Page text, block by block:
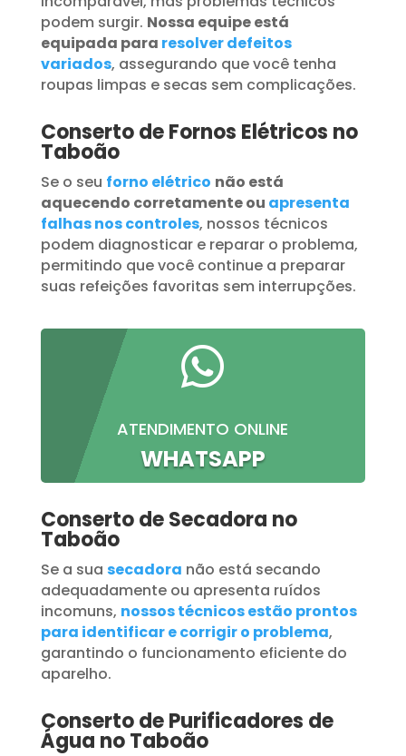
podem surgir. Nossa equipe está
equipada para resolver defeitos
variados, assegurando que você tenha
roupas limpas e secas sem complicações.
Conserto de Fornos Elétricos no
Taboão
Se o seu forno elétrico não está
aquecendo corretamente ou apresenta
falhas nos controles, nossos técnicos
podem diagnosticar e reparar o problema,
permitindo que você continue a preparar
suas refeições favoritas sem interrupções.

ATENDIMENTO ONLINE
WHATSAPP
Conserto de Secadora no
Taboão
Se a sua secadora não está secando
adequadamente ou apresenta ruídos
incomuns, nossos técnicos estão prontos
para identificar e corrigir o problema,
garantindo o funcionamento eficiente do
aparelho.
Conserto de Purificadores de
Água no Taboão